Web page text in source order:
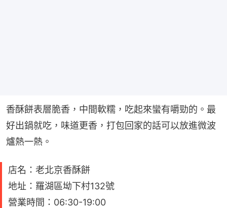
香酥餅表層脆香，中間軟糯，吃起來蠻有嚼勁的。最
好出鍋就吃，味道更香，打包回家的話可以放進微波
爐熱一熱。
店名：老北京香酥餅
地址：羅湖區坳下村132號
營業時間：06:30-19:00